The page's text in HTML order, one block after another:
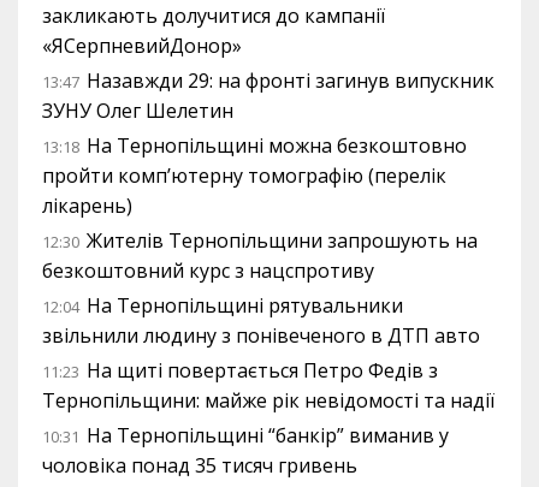
закликають долучитися до кампанії
«ЯСерпневийДонор»
13:47 Назавжди 29: на фронті загинув випускник
ЗУНУ Олег Шелетин
13:18 На Тернопільщині можна безкоштовно
пройти комп’ютерну томографію (перелік
лікарень)
12:30 Жителів Тернопільщини запрошують на
безкоштовний курс з нацспротиву
12:04 На Тернопільщині рятувальники
звільнили людину з понівеченого в ДТП авто
11:23 На щиті повертається Петро Федів з
Тернопільщини: майже рік невідомості та надії
10:31 На Тернопільщині “банкір” виманив у
чоловіка понад 35 тисяч гривень